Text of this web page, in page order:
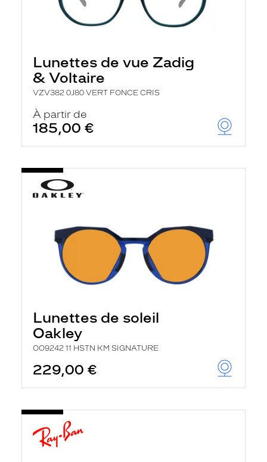
Lunettes de vue Zadig
& Voltaire
VZV382 0J80 VERT FONCE CRIS
À partir de
185,00 €
Lunettes de soleil
Oakley
OO9242 11 HSTN KM SIGNATURE
229,00 €